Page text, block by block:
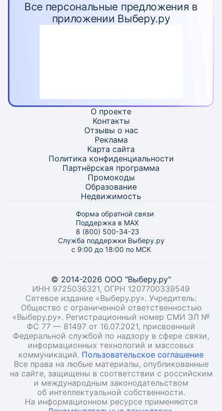
Все персональные предложения в
приложении Выберу.ру
О проекте
Контакты
Отзывы о нас
Реклама
Карта сайта
Политика конфиденциальности
Партнёрская программа
Промокоды
Образование
Недвижимость
Форма обратной связи
Поддержка в MAX
8 (800) 500-34-23
Служба поддержки Выберу.ру
с 9:00 до 18:00 по МСК
© 2014-2026 ООО "Выберу.ру"
ИНН 9725036321, ОГРН 1207700339549
Сетевое издание «Выберу.ру». Учредитель:
Общество с ограниченной ответственностью
«Выберу.ру». Регистрационный номер СМИ ЭЛ №
ФС 77 — 81497 от 16.07.2021, присвоенный
Федеральной службой по надзору в сфере связи,
информационных технологий и массовых
коммуникаций. Пользовательское соглашение
Все права на любые материалы, опубликованные
на сайте, защищены в соответствии с российским
и международным законодательством
об интеллектуальной собственности.
На информационном ресурсе применяются